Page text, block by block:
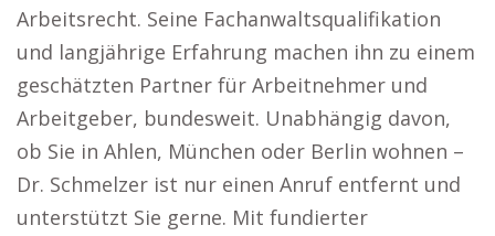
Arbeitsrecht. Seine Fachanwaltsqualifikation
und langjährige Erfahrung machen ihn zu einem
geschätzten Partner für Arbeitnehmer und
Arbeitgeber, bundesweit. Unabhängig davon,
ob Sie in Ahlen, München oder Berlin wohnen –
Dr. Schmelzer ist nur einen Anruf entfernt und
unterstützt Sie gerne. Mit fundierter